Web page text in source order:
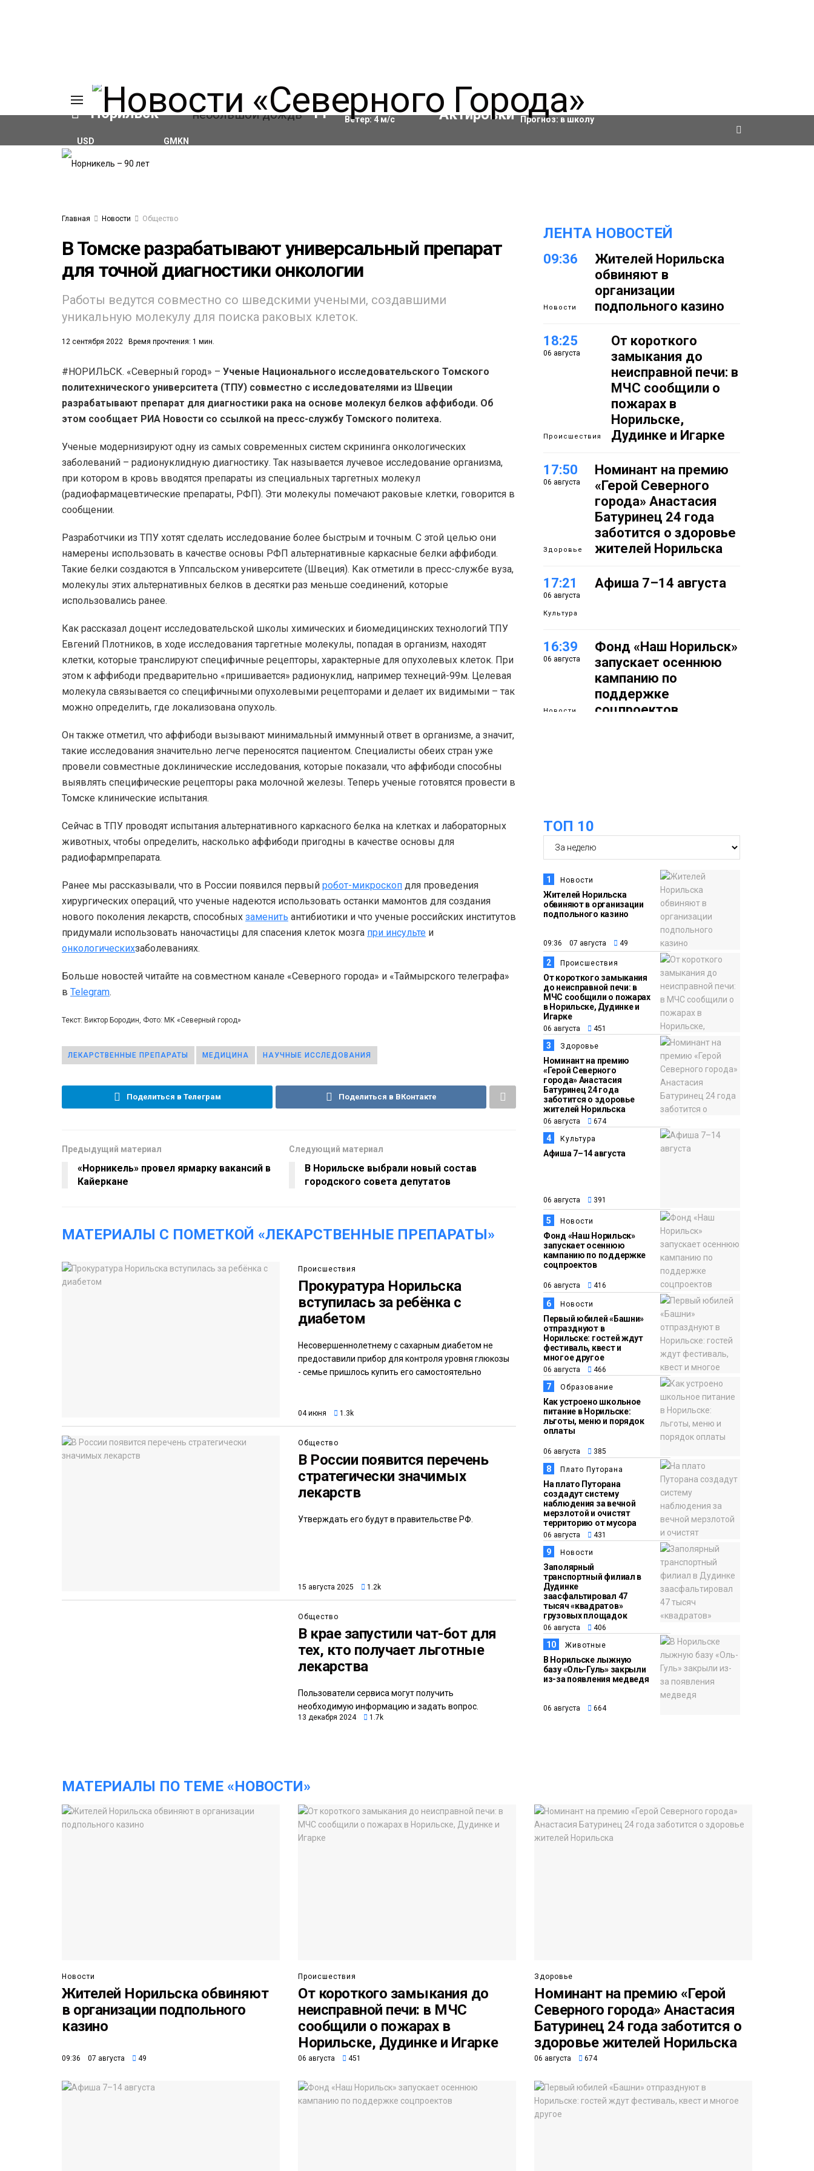
Норильск 11°C Влажность:91%
Ветер: 4м/с
Актировки
Прогноз: в школу
USD
GMKN
Главная Новости Общество
В Томске разрабатывают универсальный препарат
для точной диагностики онкологии
Работы ведутся совместно со шведскими учеными, создавшими
уникальную молекулу для поиска раковых клеток.
12 сентября 2022 Время прочтения: 1 мин.
#НОРИЛЬСК. «Северный город» – Ученые Национального исследовательского Томского
политехнического университета (ТПУ) совместно с исследователями из Швеции
разрабатывают препарат для диагностики рака на основе молекул белков аффибоди. Об
этом сообщает РИА Новости со ссылкой на пресс-службу Томского политеха.
Ученые модернизируют одну из самых современных систем скрининга онкологических
заболеваний – радионуклидную диагностику. Так называется лучевое исследование организма,
при котором в кровь вводятся препараты из специальных таргетных молекул
(радиофармацевтические препараты, РФП). Эти молекулы помечают раковые клетки, говорится в
сообщении.
Разработчики из ТПУ хотят сделать исследование более быстрым и точным. С этой целью они
намерены использовать в качестве основы РФП альтернативные каркасные белки аффибоди.
Такие белки создаются в Уппсальском университете (Швеция). Как отметили в пресс-службе вуза,
молекулы этих альтернативных белков в десятки раз меньше соединений, которые
использовались ранее.
Как рассказал доцент исследовательской школы химических и биомедицинских технологий ТПУ
Евгений Плотников, в ходе исследования таргетные молекулы, попадая в организм, находят
клетки, которые транслируют специфичные рецепторы, характерные для опухолевых клеток. При
этом к аффибоди предварительно «пришивается» радионуклид, например технеций-99м. Целевая
молекула связывается со специфичными опухолевыми рецепторами и делает их видимыми – так
можно определить, где локализована опухоль.
Он также отметил, что аффибоди вызывают минимальный иммунный ответ в организме, а значит,
такие исследования значительно легче переносятся пациентом. Специалисты обеих стран уже
провели совместные доклинические исследования, которые показали, что аффибоди способны
выявлять специфические рецепторы рака молочной железы. Теперь ученые готовятся провести в
Томске клинические испытания.
Сейчас в ТПУ проводят испытания альтернативного каркасного белка на клетках и лабораторных
животных, чтобы определить, насколько аффибоди пригодны в качестве основы для
радиофармпрепарата.
Ранее мы рассказывали, что в России появился первый робот-микроскоп для проведения
хирургических операций, что ученые надеются использовать останки мамонтов для создания
нового поколения лекарств, способных заменить антибиотики и что ученые российских институтов
придумали использовать наночастицы для спасения клеток мозга при инсульте и
онкологическихзаболеваниях.
Больше новостей читайте на совместном канале «Северного города» и «Таймырского телеграфа»
в Telegram.
Текст: Виктор Бородин, Фото: МК «Северный город»
ЛЕКАРСТВЕННЫЕ ПРЕПАРАТЫ МЕДИЦИНА НАУЧНЫЕ ИССЛЕДОВАНИЯ
Поделиться в Телеграм Поделиться в ВКонтакте
Предыдущий материал
«Норникель» провел ярмарку вакансий в
Кайеркане
Следующий материал
В Норильске выбрали новый состав
городского совета депутатов
МАТЕРИАЛЫ С ПОМЕТКОЙ «ЛЕКАРСТВЕННЫЕ ПРЕПАРАТЫ»
Происшествия
Прокуратура Норильска
вступилась за ребёнка с
диабетом
Несовершеннолетнему с сахарным диабетом не
предоставили прибор для контроля уровня глюкозы
- семье пришлось купить его самостоятельно
04 июня 1.3k
Общество
В России появится перечень
стратегически значимых
лекарств
Утверждать его будут в правительстве РФ.
15 августа 2025 1.2k
Общество
В крае запустили чат-бот для
тех, кто получает льготные
лекарства
Пользователи сервиса могут получить
необходимую информацию и задать вопрос.
13 декабря 2024 1.7k
ЛЕНТА НОВОСТЕЙ
09:36
Новости
Жителей Норильска
обвиняют в
организации
подпольного казино
18:25
06 августа
Происшествия
От короткого
замыкания до
неисправной печи: в
МЧС сообщили о
пожарах в
Норильске,
Дудинке и Игарке
17:50
06 августа
Здоровье
Номинант на премию
«Герой Северного
города» Анастасия
Батуринец 24 года
заботится о здоровье
жителей Норильска
17:21
06 августа
Культура
Афиша 7–14 августа
16:39
06 августа
Новости
Фонд «Наш Норильск»
запускает осеннюю
кампанию по
поддержке
соцпроектов
15:15
06 августа
Образование
школьное питание в
Норильске: льготы,
меню и порядок
оплаты
14:36
06 августа
Плато
Путорана
На плато Путорана
создадут систему
наблюдения за вечной
мерзлотой и очистят
территорию от мусора
13:47
06 августа
Новости
Заполярный
транспортный филиал
в Дудинке
заасфальтировал 47
тысяч «квадратов»
грузовых площадок
13:10
Животные
В Норильске лыжную
появления медведя
ТОП 10
1 Новости
Жителей Норильска
обвиняют в организации
подпольного казино
09:36 07 августа 49
2 Происшествия
От короткого замыкания
до неисправной печи: в
МЧС сообщили о пожарах
в Норильске, Дудинке и
Игарке
06 августа 451
3 Здоровье
Номинант на премию
«Герой Северного
города» Анастасия
Батуринец 24 года
заботится о здоровье
жителей Норильска
06 августа 674
4 Культура
Афиша 7–14 августа
06 августа 391
5 Новости
Фонд «Наш Норильск»
запускает осеннюю
кампанию по поддержке
соцпроектов
06 августа 416
6 Новости
Первый юбилей «Башни»
отпразднуют в
Норильске: гостей ждут
фестиваль, квест и
многое другое
06 августа 466
7 Образование
Как устроено школьное
питание в Норильске:
льготы, меню и порядок
оплаты
06 августа 385
8 Плато Путорана
На плато Путорана
создадут систему
наблюдения за вечной
мерзлотой и очистят
территорию от мусора
06 августа 431
9 Новости
Заполярный
транспортный филиал в
Дудинке
заасфальтировал 47
тысяч «квадратов»
грузовых площадок
06 августа 406
10 Животные
В Норильске лыжную
базу «Оль-Гуль» закрыли
из-за появления медведя
06 августа 664
МАТЕРИАЛЫ ПО ТЕМЕ «НОВОСТИ»
Новости
Жителей Норильска обвиняют
в организации подпольного
казино
09:36 07 августа 49
Происшествия
От короткого замыкания до
неисправной печи: в МЧС
сообщили о пожарах в
Норильске, Дудинке и Игарке
06 августа 451
Здоровье
Номинант на премию «Герой
Северного города» Анастасия
Батуринец 24 года заботится о
здоровье жителей Норильска
06 августа 674